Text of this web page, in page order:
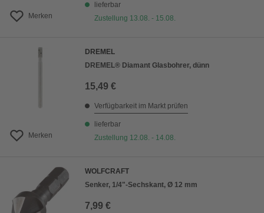
Merken
lieferbar
Zustellung 13.08. - 15.08.
Merken
DREMEL
DREMEL® Diamant Glasbohrer, dünn
15,49 €
Verfügbarkeit im Markt prüfen
lieferbar
Zustellung 12.08. - 14.08.
WOLFCRAFT
Senker, 1/4"-Sechskant, Ø 12 mm
7,99 €